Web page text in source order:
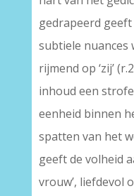
gedrapeerd
subtiele nuances
rijmend op ‘zij’
inhoud een
eenheid binnen
spatten van het
geeft de volheid
vrouw’, liefdevol